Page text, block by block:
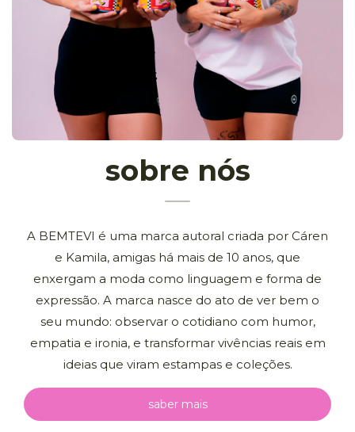
sobre nós
A BEMTEVI é uma marca autoral criada por Cáren
e Kamila, amigas há mais de 10 anos, que
enxergam a moda como linguagem e forma de
expressão. A marca nasce do ato de ver bem o
seu mundo: observar o cotidiano com humor,
empatia e ironia, e transformar vivências reais em
ideias que viram estampas e coleções.
saber mais